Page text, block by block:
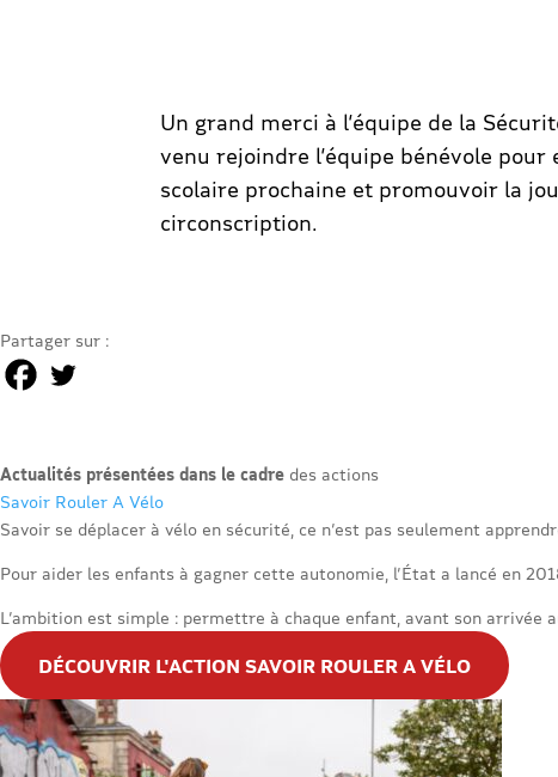
Un grand merci à l’équipe de la
venu rejoindre l’équipe bénévole
scolaire prochaine et promouvoir la
circonscription.
Partager sur :
Actualités présentées dans le cadre des actions
Savoir Rouler A Vélo
Savoir se déplacer à vélo en sécurité, ce n’est pas seulement
Pour aider les enfants à gagner cette autonomie, l’État a lancé en
L’ambition est simple : permettre à chaque enfant, avant son
DÉCOUVRIR L'ACTION SAVOIR ROULER A VÉLO